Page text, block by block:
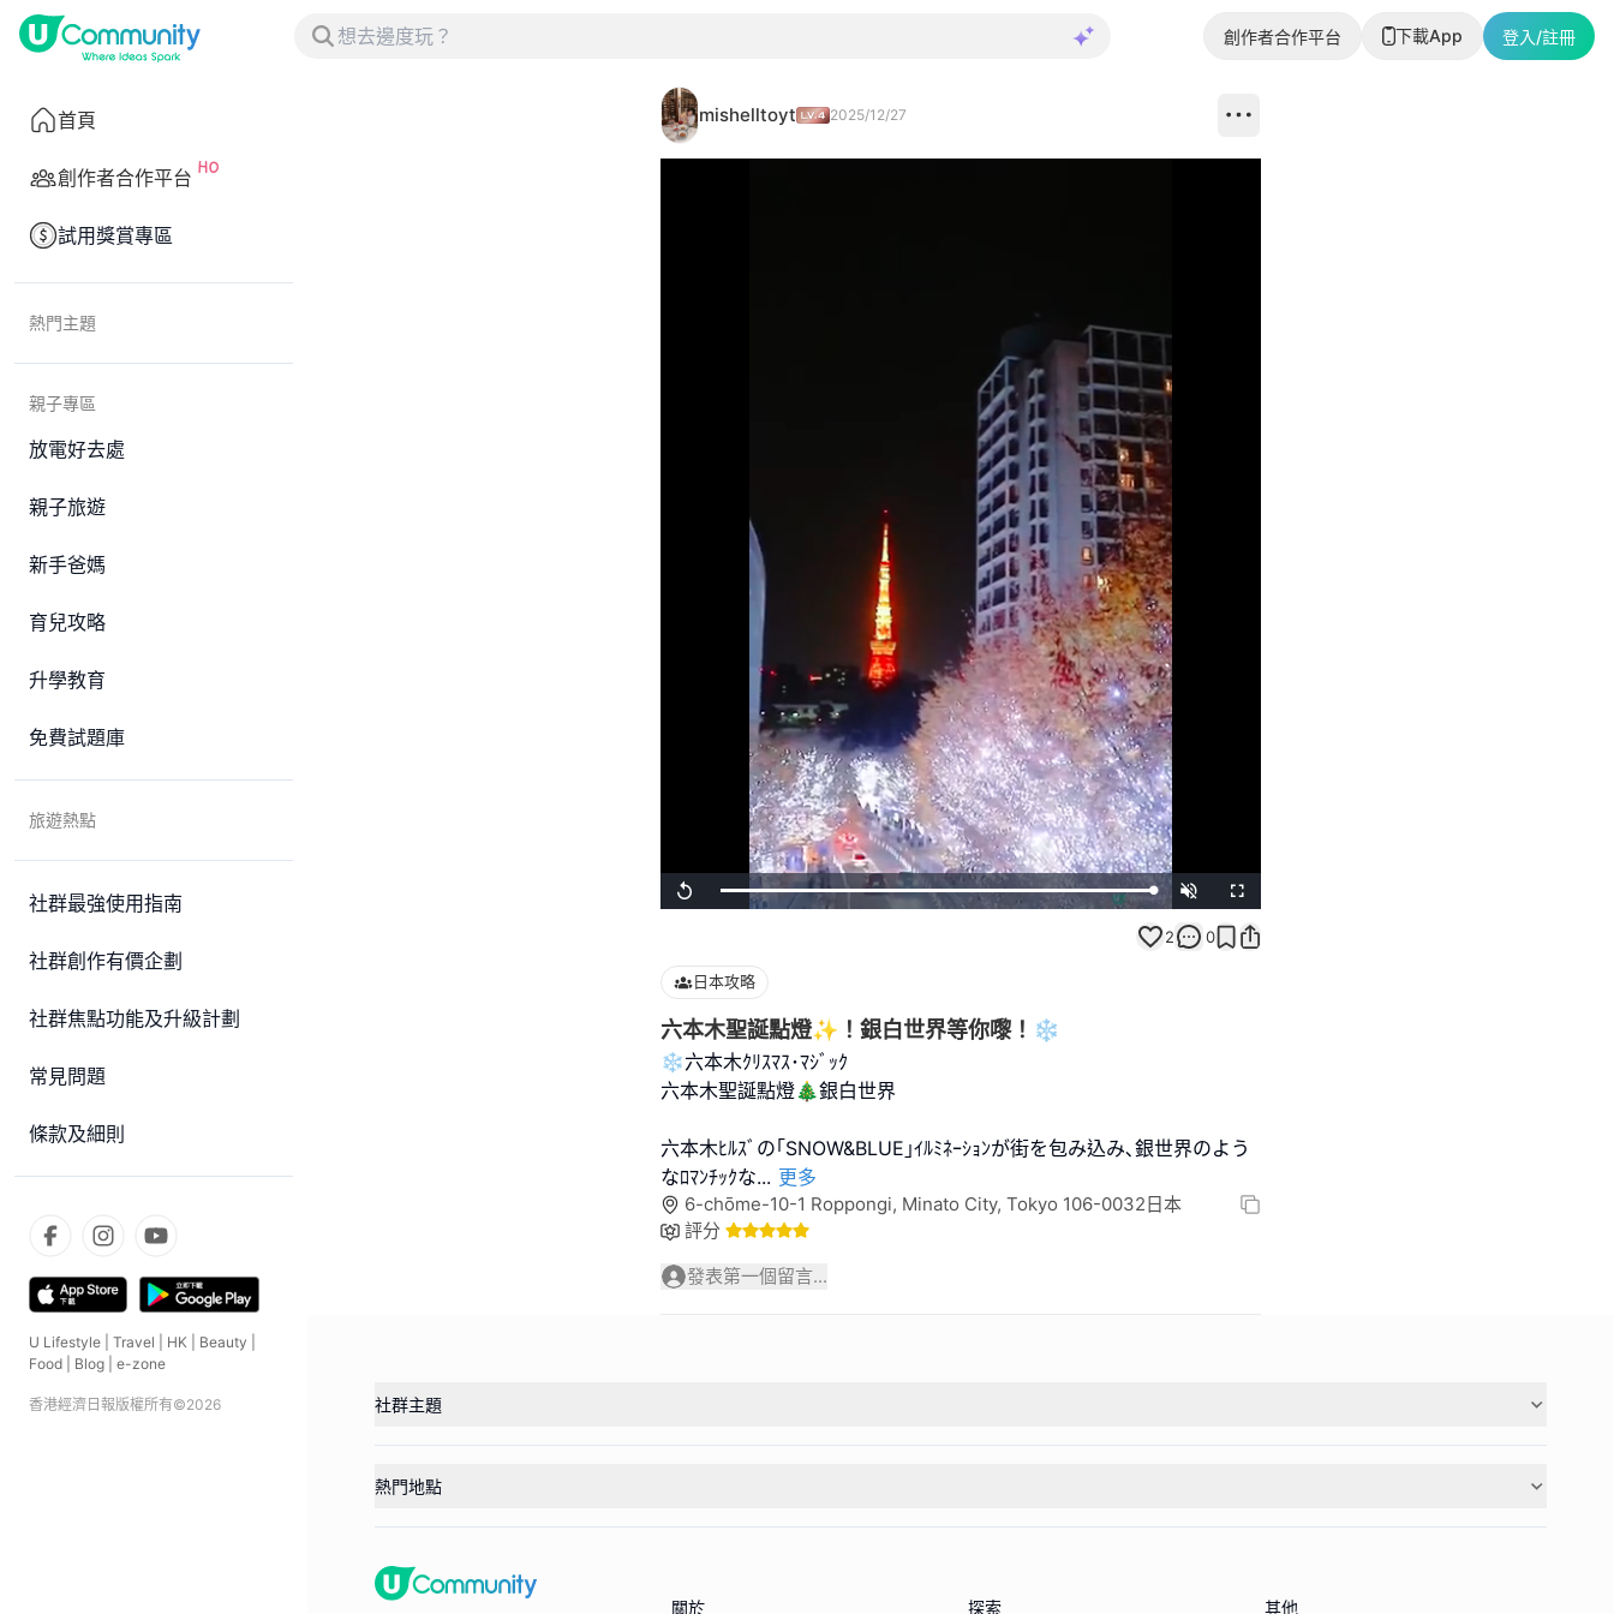
創作者合作平台 下載App 登入/註冊
首頁
創作者合作平台
試用獎賞專區
熱門主題
親子專區
放電好去處
親子旅遊
新手爸媽
育兒攻略
升學教育
免費試題庫
旅遊熱點
社群最強使用指南
社群創作有價企劃
社群焦點功能及升級計劃
常見問題
條款及細則
U Lifestyle Travel HK Beauty
Food
Blog e-zone
香港經濟日報版權所有©2026
mishelltoyt 2025/12/27
Replay Loaded:
100.00%
Unmute Fullscreen
2 0
日本攻略
六本木聖誕點燈✨！銀白世界等你嚟！❄️
❄️六本木ｸﾘｽﾏｽ･ﾏｼﾞｯｸ
六本木聖誕點燈🎄銀白世界
六本木ﾋﾙｽﾞの｢SNOW&BLUE｣ｲﾙﾐﾈｰｼｮﾝが街を包み込み､銀世界のよう
なﾛﾏﾝﾁｯｸな... 更多
6-chōme-10-1 Roppongi, Minato City, Tokyo 106-0032日本
評分
發表第一個留言...
社群主題
熱門地點
關於 探索 其他